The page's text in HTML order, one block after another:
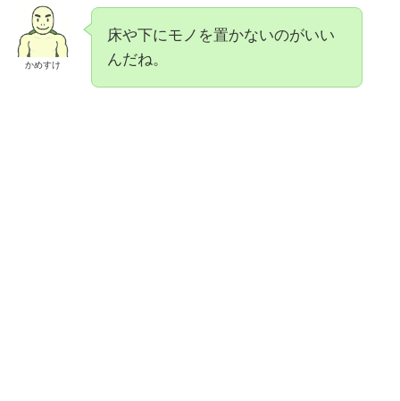
かめすけ
床や下にモノを置かないのがいい
んだね。